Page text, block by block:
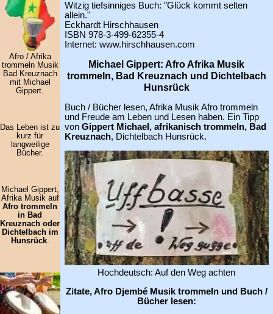
Afro / Afrika
trommeln Musik
Bad Kreuznach
mit Michael
Gippert.
Das Leben ist zu
kurz für
langweilige
Bücher.
Michael Gippert,
Afrika Musik auf
Afro trommeln
in Bad
Kreuznach oder
Dichtelbach im
Hunsrück.
Witzig tiefsinniges Buch: "Glück kommt selten
allein."
Eckhardt Hirschhausen
ISBN 978-3-499-62355-4
Internet: www.hirschhausen.com
Michael Gippert: Afro Afrika Musik
trommeln, Bad Kreuznach und Dichtelbach
Hunsrück
Buch / Bücher lesen, Afrika Musik Afro trommeln
und Freude am Leben und Lesen haben. Ein Tipp
von Gippert Michael, afrikanisch trommeln, Bad
Kreuznach, Dichtelbach Hunsrück.
Hochdeutsch: Auf den Weg achten
Zitate, Afro Djembé Musik trommeln und Buch /
Bücher lesen: